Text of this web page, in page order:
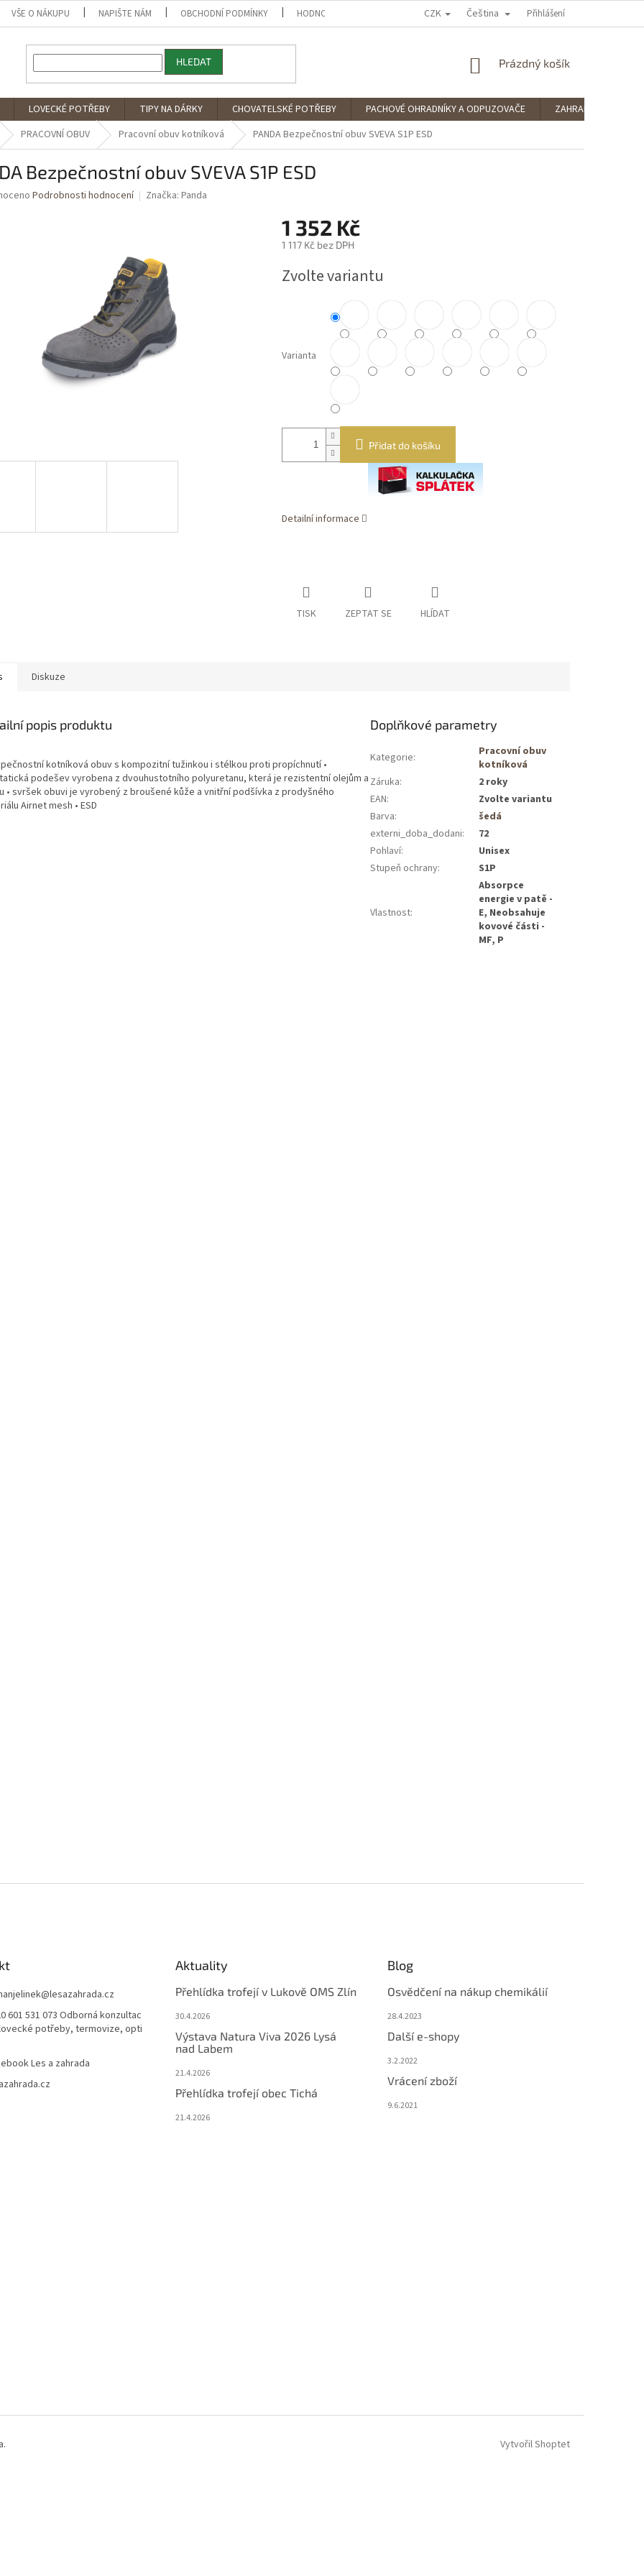
VŠE O NÁKUPU NAPIŠTE NÁM OBCHODNÍ PODMÍNKY HODNOCENÍ OBCHODU PODMÍNKY OCHRANY OSOBNÍCH ÚDAJŮ
CZK Čeština Přihlášení
HLEDAT
NÁKUPNÍ
Prázdný košík
LOVECKÉ POTŘEBY TIPY NA DÁRKY CHOVATELSKÉ POTŘEBY PACHOVÉ OHRADNÍKY A ODPUZOVAČE
ZAHRADNÍ POTŘEBY
PRACOVNÍ OBUV Pracovní obuv kotníková PANDA Bezpečnostní obuv SVEVA S1P ESD
Bezpečnostní obuv SVEVA S1P ESD
Podrobnosti hodnocení Značka: Panda
1 352 Kč
1 117 Kč bez DPH
cena:
Zvolte variantu
Varianta
Přidat do košíku
Detailní informace
TISK ZEPTAT SE HLÍDAT
Diskuze
popis produktu
kotníková obuv s kompozitní tužinkou i stélkou proti propíchnutí •
podešev vyrobena z dvouhustotního polyuretanu, která je rezistentní olejům a
• svršek obuvi je vyrobený z broušené kůže a vnitřní podšívka z prodyšného
Airnet mesh • ESD
Doplňkové parametry
Kategorie:
Pracovní obuv
kotníková
Záruka:
2 roky
EAN:
Zvolte variantu
Barva:
šedá
externi_doba_dodani:
72
Pohlaví:
Unisex
Stupeň ochrany: S1P
Vlastnost:
Absorpce
energie v patě -
E, Neobsahuje
kovové části -
MF, P
@lesazahrada.cz
601 531 073 Odborná konzultac
potřeby, termovize, opti
Les a zahrada
Aktuality
Přehlídka trofejí v Lukově OMS Zlín
30.4.2026
Výstava Natura Viva 2026 Lysá
nad Labem
21.4.2026
Přehlídka trofejí obec Tichá
21.4.2026
Blog
Osvědčení na nákup chemikálií
28.4.2023
Další e-shopy
3.2.2022
Vrácení zboží
9.6.2021
Vytvořil Shoptet